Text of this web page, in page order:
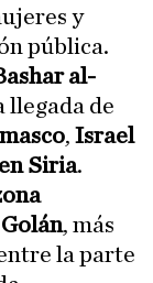
y
pública.
al-
llegada de
, Israel
Siria.
, más
la parte